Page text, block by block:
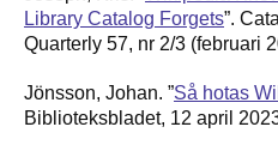
Library Catalog Forgets”.
Quarterly 57, nr 2/3 (februari
Jönsson, Johan. ”Så hotas
Biblioteksbladet, 12 april